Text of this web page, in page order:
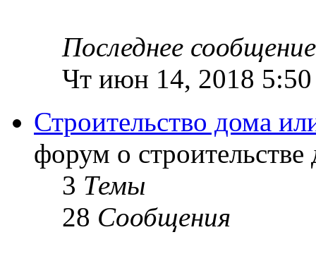
Последнее сообщение
Чт июн 14, 2018 5:50
Строительство дома
форум о
3 Темы
28 Сообщения